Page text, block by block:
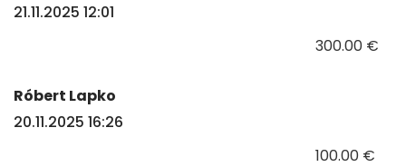
21.11.2025 12:01
300.00 €
Róbert Lapko
20.11.2025 16:26
100.00 €